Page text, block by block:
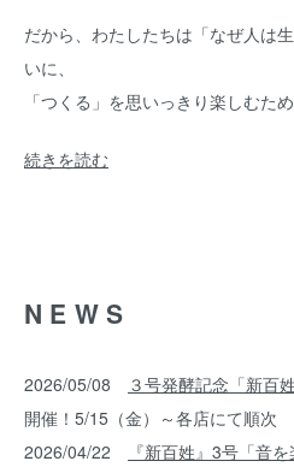
だから、わたしたちは「なぜ人は
いに、
「つくる」を思いっきり楽しむた
続きを読む
NEWS
2026/05/08 ３号発酵記念「新百
開催！5/15（金）～各店にて順次
2026/04/22
『新百姓』3号「音